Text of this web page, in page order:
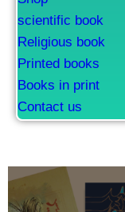
scientific book
Religious book
Printed books
Books in print
Contact us